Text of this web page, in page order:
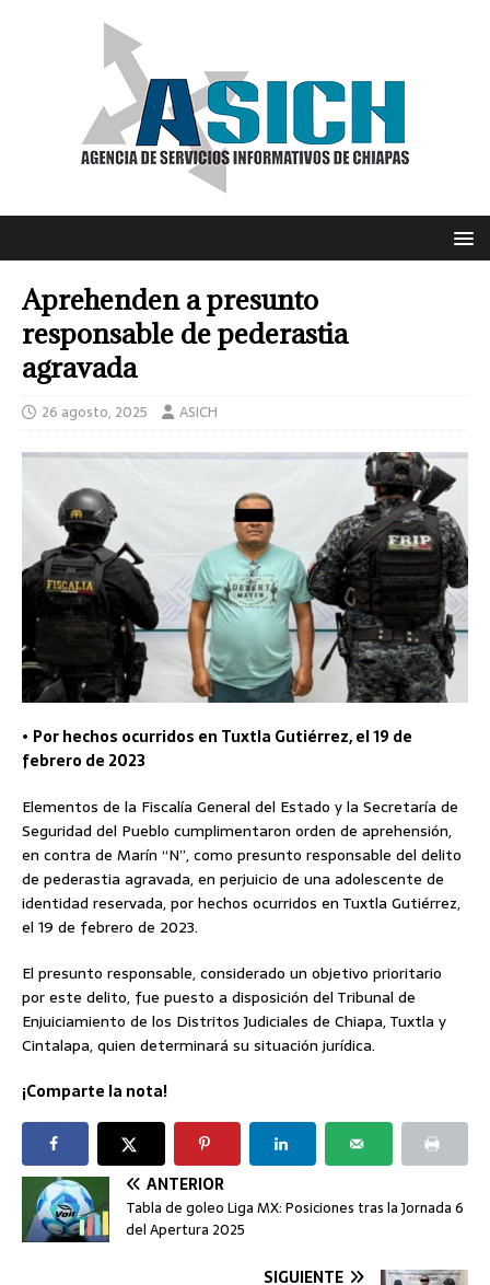
Aprehenden a presunto
responsable de pederastia
agravada
26 agosto, 2025 ASICH
• Por hechos ocurridos en Tuxtla Gutiérrez, el 19 de
febrero de 2023
Elementos de la Fiscalía General del Estado y la Secretaría de
Seguridad del Pueblo cumplimentaron orden de aprehensión,
en contra de Marín “N”, como presunto responsable del delito
de pederastia agravada, en perjuicio de una adolescente de
identidad reservada, por hechos ocurridos en Tuxtla Gutiérrez,
el 19 de febrero de 2023.
El presunto responsable, considerado un objetivo prioritario
por este delito, fue puesto a disposición del Tribunal de
Enjuiciamiento de los Distritos Judiciales de Chiapa, Tuxtla y
Cintalapa, quien determinará su situación jurídica.
¡Comparte la nota!
ANTERIOR
Tabla de goleo Liga MX: Posiciones tras la Jornada 6
del Apertura 2025
SIGUIENTE